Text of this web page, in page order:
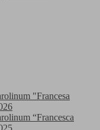
"Francesa
“Francesca